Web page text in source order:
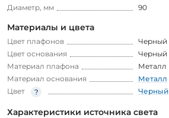
Диаметр, мм
90
Материалы и цвета
Цвет плафонов
Черный
Цвет основания
Черный
Материал плафона
Металл
Материал основания
Металл
Цвет
Черный
Характеристики источника света